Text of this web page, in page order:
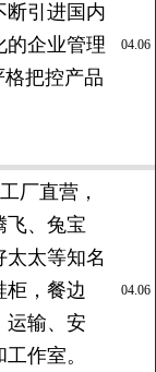
断引进国内
的企业管理
把控产品
04.06
厂直营，
飞、兔宝
太等知名
柜，餐边
运输、安
作室。
04.06